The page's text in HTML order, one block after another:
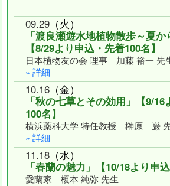
09.29 （火）
「渡良瀬遊水地植物散歩～夏か
【8/29より申込・先着100名】
日本植物友の会 理事 加藤 裕一 先
» 詳細
10.16 （金）
「秋の七草とその効用」【9/
100名】
横浜薬科大学 特任教授 榊原 巌
» 詳細
11.18 （水）
「春蘭の魅力」【10/18より申
愛蘭家 榎本 純弥 先生